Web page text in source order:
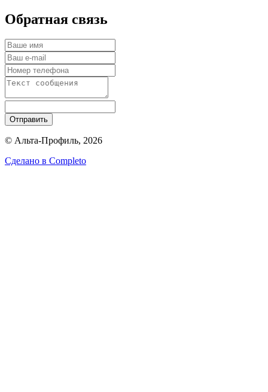
Обратная связь
Отправить
© Альта-Профиль, 2026
Сделано в Completo